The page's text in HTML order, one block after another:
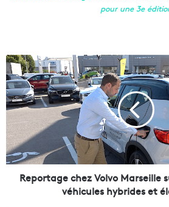
pour une 3e
R
e
p
o
r
t
a
g
e
Reportage chez Volvo Marseille
véhicules hybrides et